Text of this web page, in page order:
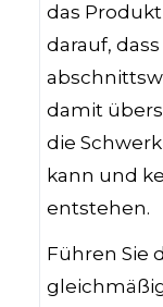
das
darauf,
damit
die
kann und
entstehen.
Führen Sie